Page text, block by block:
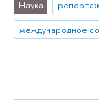
Наука
международное